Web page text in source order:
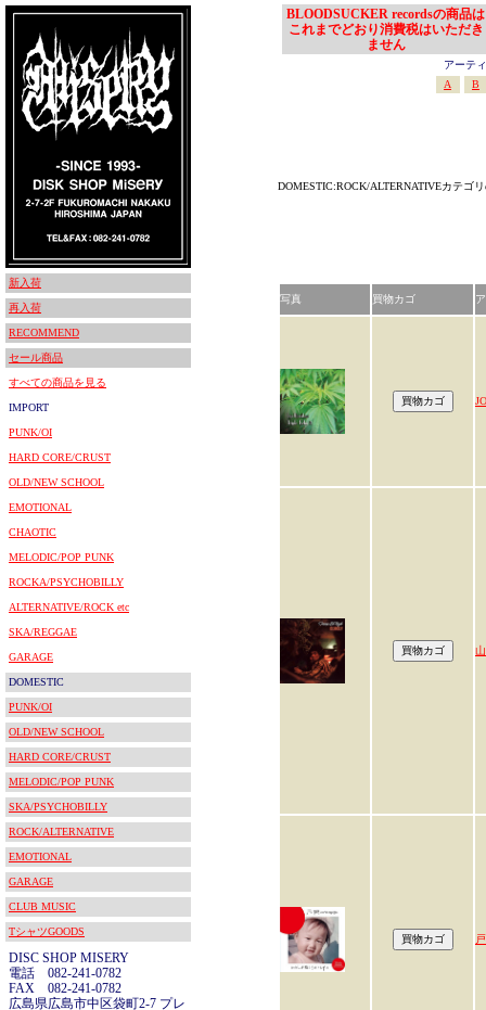
新入荷
再入荷
RECOMMEND
セール商品
すべての商品を見る
IMPORT
PUNK/OI
HARD CORE/CRUST
OLD/NEW SCHOOL
EMOTIONAL
CHAOTIC
MELODIC/POP PUNK
ROCKA/PSYCHOBILLY
ALTERNATIVE/ROCK etc
SKA/REGGAE
GARAGE
DOMESTIC
PUNK/OI
OLD/NEW SCHOOL
HARD CORE/CRUST
MELODIC/POP PUNK
SKA/PSYCHOBILLY
ROCK/ALTERNATIVE
EMOTIONAL
GARAGE
CLUB MUSIC
TシャツGOODS
DISC SHOP MISERY
電話 082-241-0782
FAX 082-241-0782
広島県広島市中区袋町2-7 プレ
BLOODSUCKER recordsの商品は
これまでどおり消費税はいただき
ません
アーテ
A
B
DOMESTIC:ROCK/ALTERNATIVEカテゴ
写真 買物カゴ